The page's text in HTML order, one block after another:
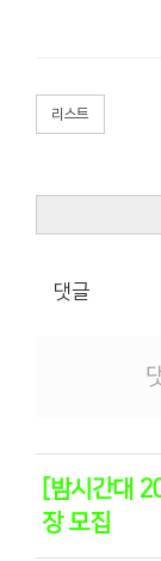
리스트
댓글
[밤시간대
장 모집